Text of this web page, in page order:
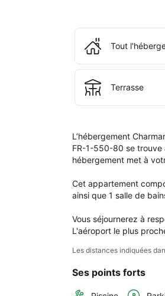
Tout
Terrasse
L’hébergement
FR-1-550-80 se trouve
hébergement met à
Cet appartement
ainsi que 1 salle de
Vous séjournerez à
L'aéroport le plus
Les distances indiquées
Ses points forts